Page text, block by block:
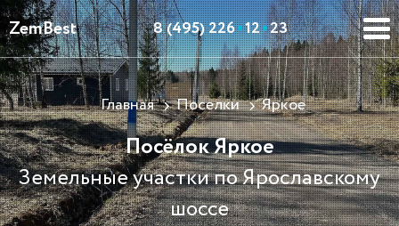
ZemBest 8 (495) 226 12 23
Главная Поселки Яркое
Посёлок Яркое
Земельные участки по Ярославскому
шоссе